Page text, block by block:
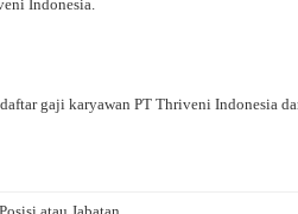
Indonesia.
gaji karyawan PT Thriveni Indonesia